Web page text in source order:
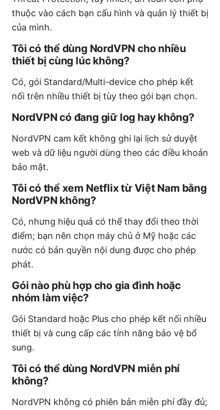
thuộc vào cách bạn cấu hình và quản lý thiết bị
của mình.
Tôi có thể dùng NordVPN cho nhiều
thiết bị cùng lúc không?
Có, gói Standard/Multi-device cho phép kết
nối trên nhiều thiết bị tùy theo gói bạn chọn.
NordVPN có đang giữ log hay không?
NordVPN cam kết không ghi lại lịch sử duyệt
web và dữ liệu người dùng theo các điều khoản
bảo mật.
Tôi có thể xem Netflix từ Việt Nam bằng
NordVPN không?
Có, nhưng hiệu quả có thể thay đổi theo thời
điểm; bạn nên chọn máy chủ ở Mỹ hoặc các
nước có bản quyền nội dung được cho phép
phát.
Gói nào phù hợp cho gia đình hoặc
nhóm làm việc?
Gói Standard hoặc Plus cho phép kết nối nhiều
thiết bị và cung cấp các tính năng bảo vệ bổ
sung.
Tôi có thể dùng NordVPN miễn phí
không?
NordVPN không có phiên bản miễn phí đầy đủ;